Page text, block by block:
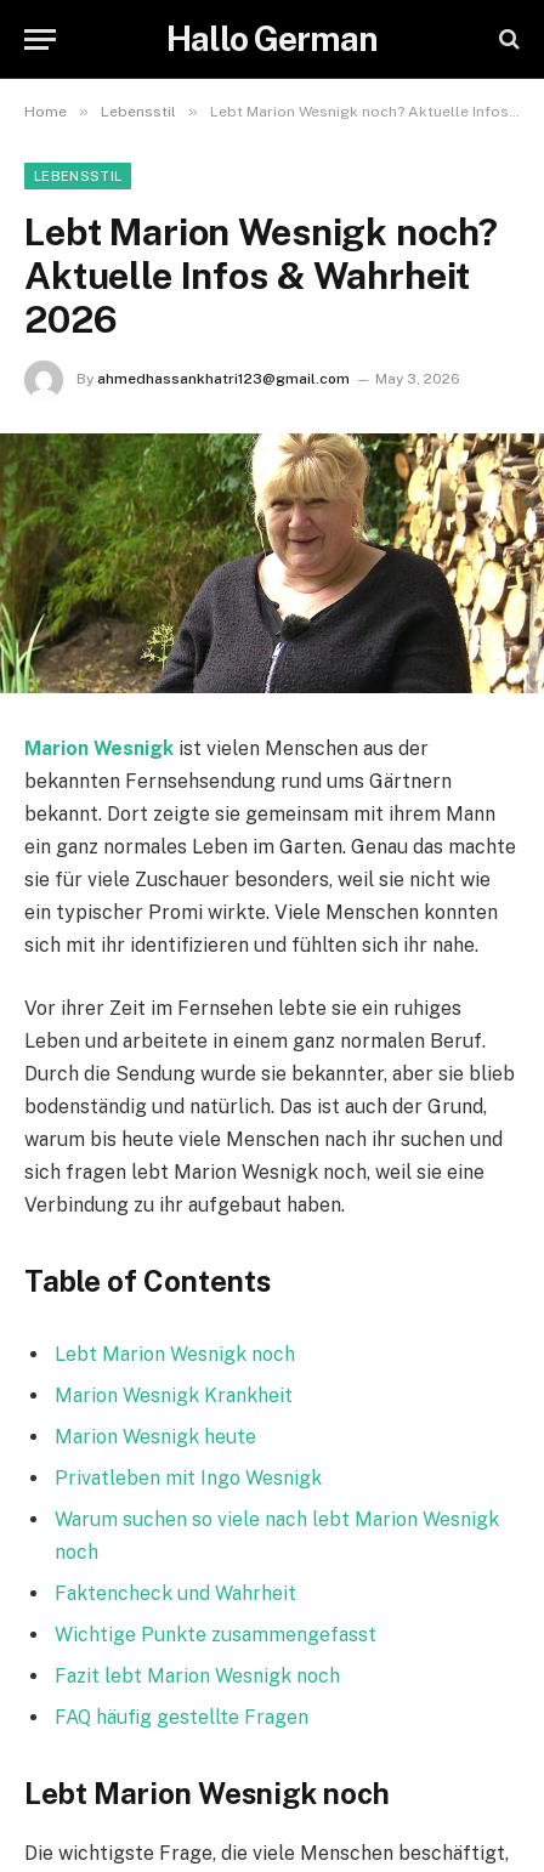
Hallo German
Home » Lebensstil » Lebt Marion Wesnigk noch? Aktuelle Infos & Wahrheit 2026
LEBENSSTIL
Lebt Marion Wesnigk noch?
Aktuelle Infos & Wahrheit
2026
By ahmedhassankhatri123@gmail.com May 3, 2026
Marion Wesnigk ist vielen Menschen aus der
bekannten Fernsehsendung rund ums Gärtnern
bekannt. Dort zeigte sie gemeinsam mit ihrem Mann
ein ganz normales Leben im Garten. Genau das machte
sie für viele Zuschauer besonders, weil sie nicht wie
ein typischer Promi wirkte. Viele Menschen konnten
sich mit ihr identifizieren und fühlten sich ihr nahe.
Vor ihrer Zeit im Fernsehen lebte sie ein ruhiges
Leben und arbeitete in einem ganz normalen Beruf.
Durch die Sendung wurde sie bekannter, aber sie blieb
bodenständig und natürlich. Das ist auch der Grund,
warum bis heute viele Menschen nach ihr suchen und
sich fragen lebt Marion Wesnigk noch, weil sie eine
Verbindung zu ihr aufgebaut haben.
Table of Contents
Lebt Marion Wesnigk noch
Marion Wesnigk Krankheit
Marion Wesnigk heute
Privatleben mit Ingo Wesnigk
Warum suchen so viele nach lebt Marion Wesnigk
noch
Faktencheck und Wahrheit
Wichtige Punkte zusammengefasst
Fazit lebt Marion Wesnigk noch
FAQ häufig gestellte Fragen
Lebt Marion Wesnigk noch
Die wichtigste Frage, die viele Menschen beschäftigt,